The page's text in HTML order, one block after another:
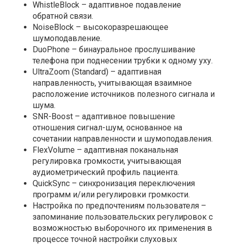
WhistleBlock – адаптивное подавление
обратной связи.
NoiseBlock – высокоразрешающее
шумоподавление.
DuoPhone – бинауральное прослушивание
телефона при поднесении трубки к одному уху.
UltraZoom (Standard) – адаптивная
направленность, учитывающая взаимное
расположение источников полезного сигнала и
шума.
SNR-Boost – адаптивное повышение
отношения сигнал-шум, основанное на
сочетании направленности и шумоподавления.
FlexVolume – адаптивная поканальная
регулировка громкости, учитывающая
аудиометрический профиль пациента.
QuickSync – синхронизация переключения
программ и/или регулировки громкости.
Настройка по предпочтениям пользователя –
запоминание пользовательских регулировок с
возможностью выборочного их применения в
процессе точной настройки слуховых